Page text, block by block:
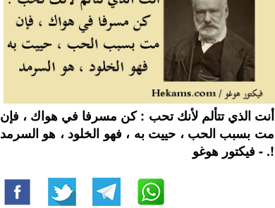
أنت الذي تتألم لأنك تحب : كن مسرفا في هواك ، فإن
مت بسبب الحب ، حييت به ، فهو الخلود ، هو السرمد
!. - فيكتور هوغو